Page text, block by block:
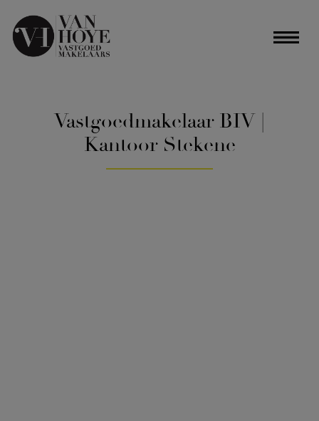
Vastgoedmakelaar BIV |
Kantoor Stekene